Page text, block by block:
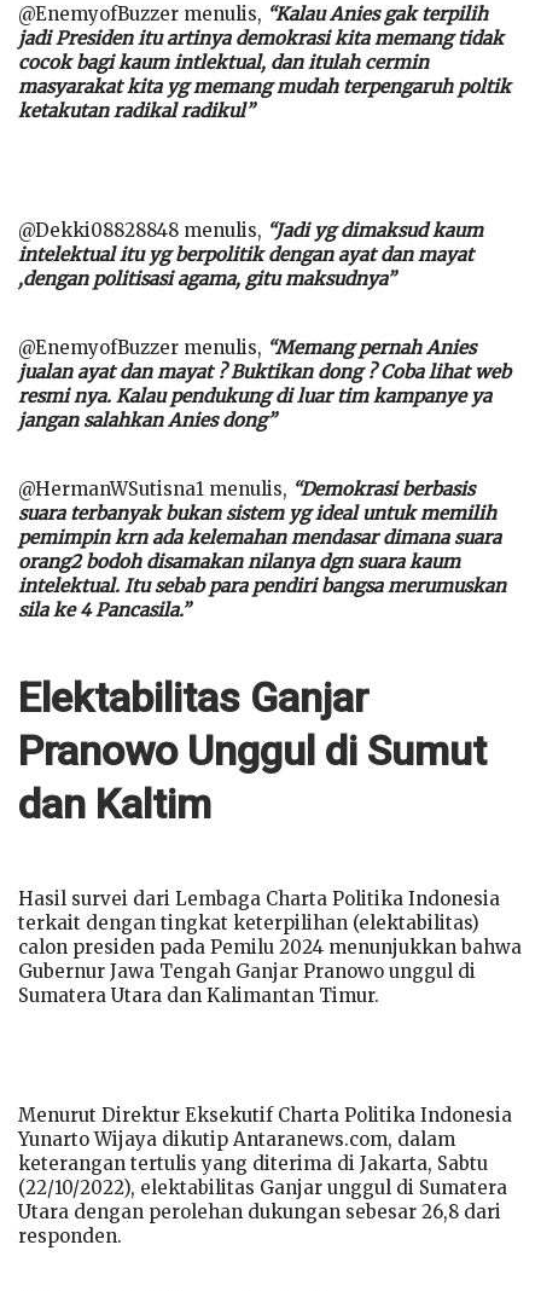
@EnemyofBuzzer menulis, “Kalau Anies gak terpilih
jadi Presiden itu artinya demokrasi kita memang tidak
cocok bagi kaum intlektual, dan itulah cermin
masyarakat kita yg memang mudah terpengaruh poltik
ketakutan radikal radikul”
@Dekki08828848 menulis, “Jadi yg dimaksud kaum
intelektual itu yg berpolitik dengan ayat dan mayat
,dengan politisasi agama, gitu maksudnya”
@EnemyofBuzzer menulis, “Memang pernah Anies
jualan ayat dan mayat ? Buktikan dong ? Coba lihat web
resmi nya. Kalau pendukung di luar tim kampanye ya
jangan salahkan Anies dong”
@HermanWSutisna1 menulis, “Demokrasi berbasis
suara terbanyak bukan sistem yg ideal untuk memilih
pemimpin krn ada kelemahan mendasar dimana suara
orang2 bodoh disamakan nilanya dgn suara kaum
intelektual. Itu sebab para pendiri bangsa merumuskan
sila ke 4 Pancasila.”
Elektabilitas Ganjar
Pranowo Unggul di Sumut
dan Kaltim
Hasil survei dari Lembaga Charta Politika Indonesia
terkait dengan tingkat keterpilihan (elektabilitas)
calon presiden pada Pemilu 2024 menunjukkan bahwa
Gubernur Jawa Tengah Ganjar Pranowo unggul di
Sumatera Utara dan Kalimantan Timur.
Menurut Direktur Eksekutif Charta Politika Indonesia
Yunarto Wijaya dikutip Antaranews.com, dalam
keterangan tertulis yang diterima di Jakarta, Sabtu
(22/10/2022), elektabilitas Ganjar unggul di Sumatera
Utara dengan perolehan dukungan sebesar 26,8 dari
responden.